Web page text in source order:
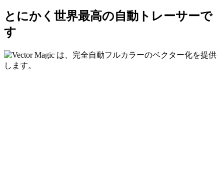
とにかく世界最高の自動トレーサーで
す